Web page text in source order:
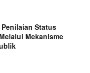
Penilaian Status
Mekanisme